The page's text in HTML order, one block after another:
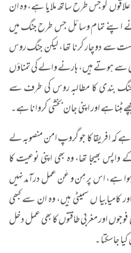
کو جس طرح ساتھ ملایا ہے، وہ ان
اپنے تمام وسائل جس طرح جنگ میں
سے دوچار کرنا تھا، لیکن جنگ روس
سے ہوتے ہیں، ہارنے والے کی تمناؤں
بندی کا مطالبہ روس کی طرف سے
ہٹنا ہے اور اپنی جان بخشی کروانا ہے۔
کہ افریقا کا جو گروپ امن منصوبہ لے
بھیجا تھا، وہ بھی اپنی نوعیت کا
ہوا ہے، اس پر مِن و عَن عمل درآمد نہیں
کامیابیا ں سمیٹی ہیں، وہ ان سے کبھی
فوجوں اور مغربی طاقتوں کا بھی عمل دخل
جاسکتا ۔